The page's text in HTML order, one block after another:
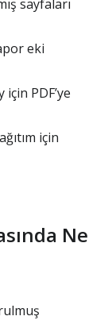
sayfaları
eki
PDF’ye
için
Ne